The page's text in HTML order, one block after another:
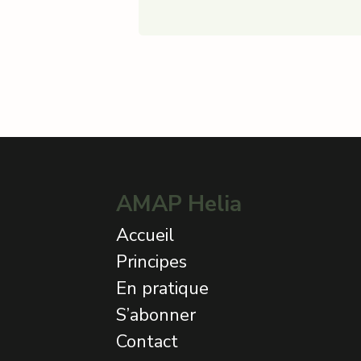
AMAP Helia
Accueil
Principes
En pratique
S’abonner
Contact